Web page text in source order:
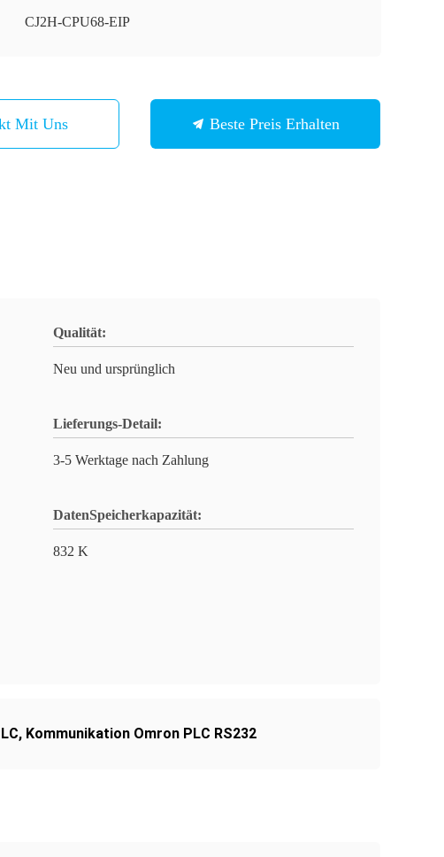
CJ2H-CPU68-EIP
Mit Uns Beste Preis Erhalten
Qualität:
Neu und ursprünglich
Lieferungs-Detail:
3-5 Werktage nach Zahlung
DatenSpeicherkapazität:
832 K
, Kommunikation Omron PLC RS232